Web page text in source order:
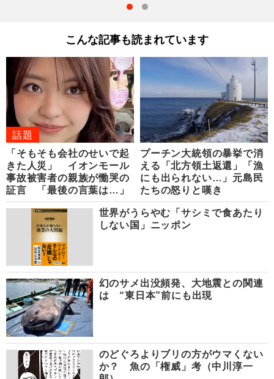
こんな記事も読まれています
話題
「そもそも会社のせいで起
きた人災」 イオンモール
事故被害者の親族が慟哭の
証言 「最後の言葉は…」
プーチン大統領の暴挙で消
える「北方領土返還」「漁
にも出られない…」元島民
たちの怒りと嘆き
世界がうらやむ「サシミで食あたり
しない国」ニッポン
幻のサメ出没頻発、大地震との関連
は “東日本”前にも出現
のどぐろよりブリの方がウマくない
か？ 魚の「権威」考（中川淳一